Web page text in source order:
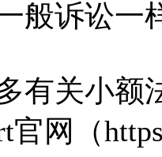
般诉讼一
有关小额
官网（